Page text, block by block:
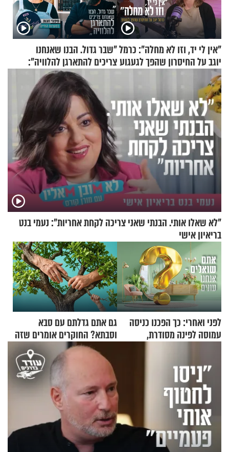
"אין לי יד, וזו לא מחלה": כרמל
יוגב על החיסרון שהפך לגעגוע
"שבר גדול. הבנו שאנחנו
צריכים להתארגן להלוויה":
זוגיות במבחן, הפעם עם מרים
וגד דנינו
"לא שאלו אותי. הבנתי שאני צריכה לקחת אחריות": נעמי בנט
בריאיון אישי
לפני ואחרי: כך הפכנו כניסה
עמוסה לפינה מסודרת,
גם אתם גדלתם עם סבא
וסבתא? החוקרים אומרים שזה
מתכון מנצח